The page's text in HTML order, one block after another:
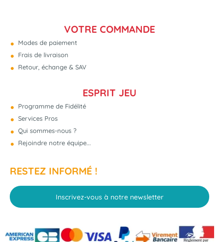
VOTRE COMMANDE
Modes de paiement
Frais de livraison
Retour, échange & SAV
ESPRIT JEU
Programme de Fidélité
Services Pros
Qui sommes-nous ?
Rejoindre notre équipe...
RESTEZ INFORMÉ !
Inscrivez-vous à notre newsletter